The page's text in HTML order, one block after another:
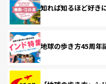
知れば知るほど好き
地球の歩き方45周年